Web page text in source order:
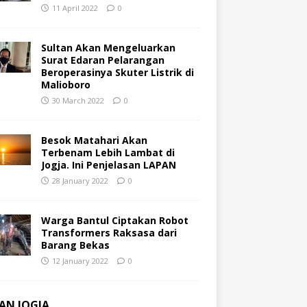
11 April 2022 0
Sultan Akan Mengeluarkan
Surat Edaran Pelarangan
Beroperasinya Skuter Listrik di
Malioboro
30 March 2022 0
Besok Matahari Akan
Terbenam Lebih Lambat di
Jogja. Ini Penjelasan LAPAN
28 January 2022 0
Warga Bantul Ciptakan Robot
Transformers Raksasa dari
Barang Bekas
12 January 2022 0